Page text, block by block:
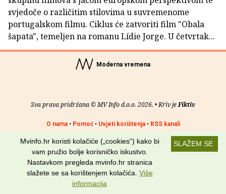
svjedoče o različitim stilovima u suvremenome
portugalskom filmu. Ciklus će zatvoriti film "Obala
šapata", temeljen na romanu Lídie Jorge. U četvrtak...
Moderna vremena
Sva prava pridržana © MV Info d.o.o. 2026. • Kriv jeFiktiv
O nama• Pomoć• Uvjeti korištenja• RSS kanali
Potraži nas na: SLAŽEM SE
Mvinfo.hr koristi kolačiće („cookies“) kako bi
vam pružio bolje korisničko iskustvo.
Nastavkom pregleda mvinfo.hr stranica
slažete se sa korištenjem kolačića. Više
informacija